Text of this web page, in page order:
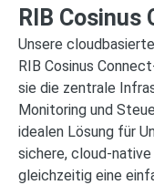
RIB Cosinus
Unsere
RIB Cosinus
sie die zentrale
Monitoring und
idealen Lösung für
sichere, cloud-
gleichzeitig eine